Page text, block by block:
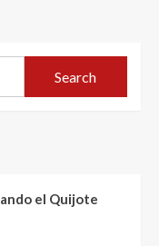
Search
el Quijote